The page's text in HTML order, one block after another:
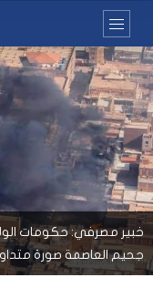
خبير مصرفي: حكومات
جحيم العاصمة صورة